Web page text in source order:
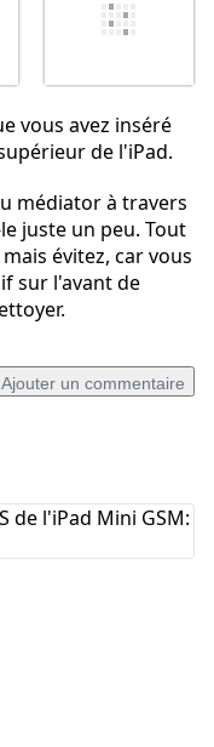
vous avez inséré
de l'iPad.
médiator à travers
juste un peu. Tout
évitez, car vous
sur l'avant de
Ajouter un commentaire